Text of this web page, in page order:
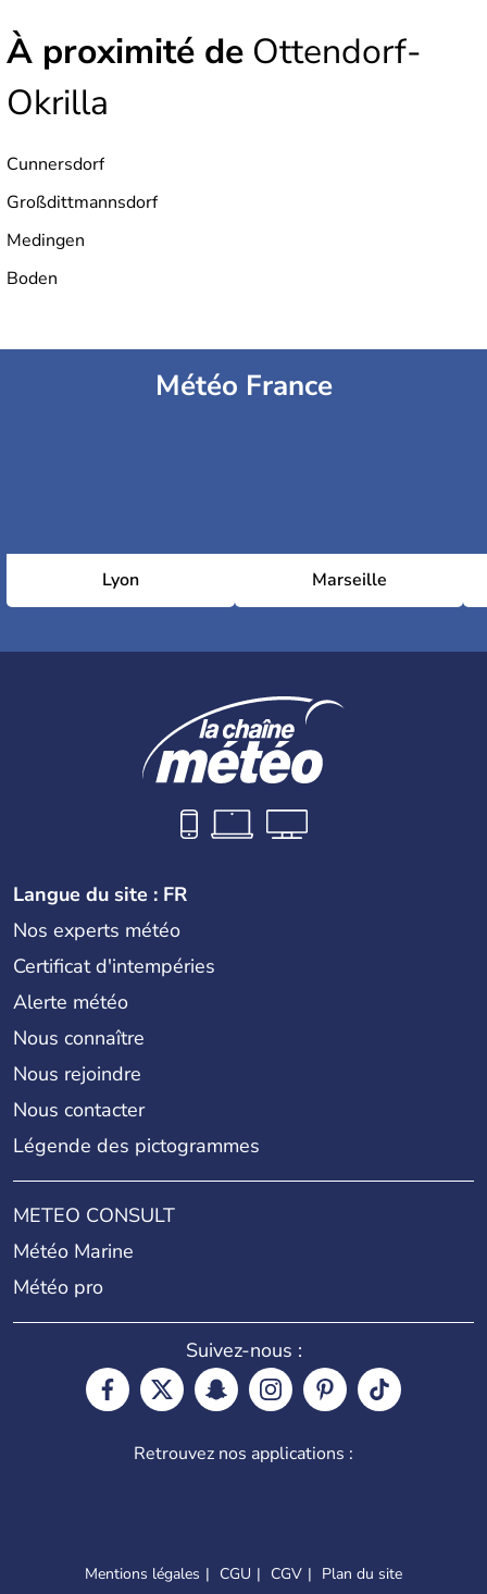
À proximité de Ottendorf-
Okrilla
Cunnersdorf
Großdittmannsdorf
Medingen
Boden
Météo France
Lyon Marseille
Langue du site : FR
Nos experts météo
Certificat d'intempéries
Alerte météo
Nous connaître
Nous rejoindre
Nous contacter
Légende des pictogrammes
METEO CONSULT
Météo Marine
Météo pro
Suivez-nous :
Retrouvez nos applications :
Mentions légales CGU CGV Plan du site